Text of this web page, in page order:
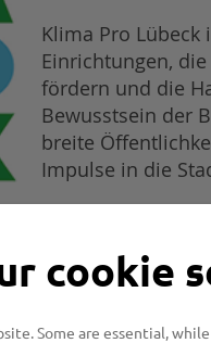
Klima Pro
Einrichtungen,
fördern und die
Bewusstsein der
breite
Impulse in die
a. folgende
cookie
Some are essential,